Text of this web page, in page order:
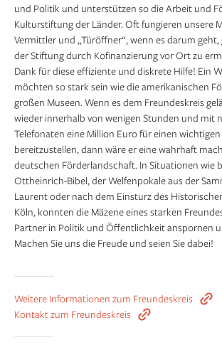
und Politik und unterstützen so die Arbeit und
Kulturstiftung der Länder. Oft fungieren unsere
Vermittler und „Türöffner“, wenn es darum
der Stiftung durch Kofinanzierung vor Ort zu
Dank für diese effiziente und diskrete Hilfe! Ein
möchten so stark sein wie die amerikanischen
großen Museen. Wenn es dem Freundeskreis
wieder innerhalb von wenigen Stunden und mit
Telefonaten eine Million Euro für einen
bereitzustellen, dann wäre er eine wahrhaft
deutschen Förderlandschaft. In Situationen wie
Ottheinrich-Bibel, der Welfenpokale aus der
Laurent oder nach dem Einsturz des
Köln, konnten die Mäzene eines starken
Partner in Politik und Öffentlichkeit anspornen
Machen Sie uns die Freude und seien Sie dabei!
Weitere Informationen zum Freundeskreis
Kontakt zum Freundeskreis